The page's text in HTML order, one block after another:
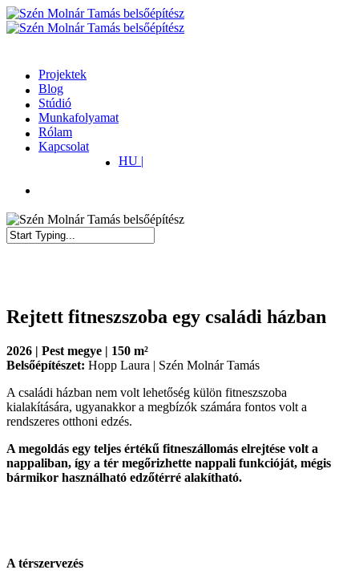
Skip
to
Projektek
Blog
Stúdió
Munkafolyamat
Rólam
Kapcsolat
HU
Rejtett fitneszszoba egy családi házban
2026 | Pest megye | 150 m²
Belsőépítészet: Hopp Laura | Szén Molnár Tamás
A családi házban nem volt lehetőség külön fitneszszoba
kialakítására, ugyanakkor a megbízók számára fontos volt a
rendszeres otthoni edzés.
A megoldás egy teljes értékű fitneszállomás elrejtése volt a
nappaliban, így a tér megőrizhette nappali funkcióját, mégis
bármikor használható edzőtérré alakítható.
A térszervezés